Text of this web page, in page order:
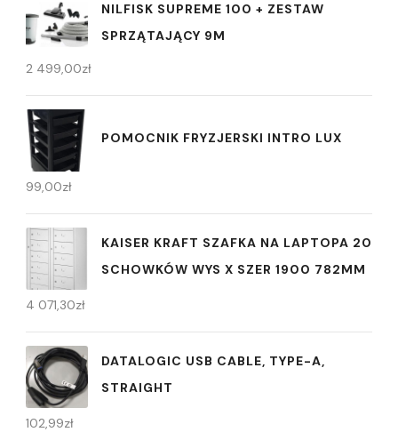
NILFISK SUPREME 100 + ZESTAW
SPRZĄTAJĄCY 9M
2 499,00zł
POMOCNIK FRYZJERSKI INTRO LUX
99,00zł
KAISER KRAFT SZAFKA NA LAPTOPA 20
SCHOWKÓW WYS X SZER 1900 782MM
4 071,30zł
DATALOGIC USB CABLE, TYPE-A,
STRAIGHT
102,99zł